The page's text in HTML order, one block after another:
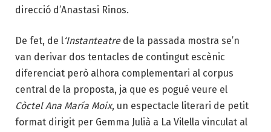
direcció d’Anastasi Rinos.
De fet, de l‘Instanteatrede la passada mostra se’n
van derivar dos tentacles de contingut escènic
diferenciat però alhora complementari al corpus
central de la proposta, ja que es pogué veure el
Còctel Ana María Moix, un espectacle literari de petit
format dirigit per Gemma Julià a La Vilella vinculat al